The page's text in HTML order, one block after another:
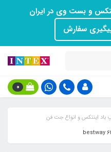
و بست وی در ایران
0
باد اینتکس و انواع جت فن